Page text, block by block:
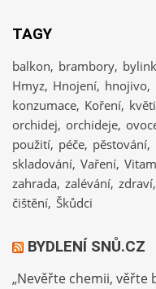
TAGY
balkon brambory
Hmyz Hnojení hnojivo
konzumace Koření
orchidej orchideje
použití péče pěstování
skladování Vaření
zahrada zalévání zdraví
čištění Škůdci
BYDLENÍ SNŮ.CZ
„Nevěřte chemii, věřte